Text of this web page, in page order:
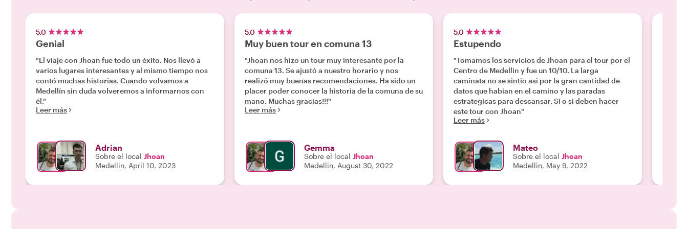
5.0
Genial
"El viaje con Jhoan fue todo un éxito. Nos llevó a
varios lugares interesantes y al mismo tiempo nos
contó muchas historias. Cuando volvamos a
Medellín sin duda volveremos a informarnos con
él."
Leer más
Adrian
Sobre el local Jhoan
Medellin, April 10, 2023
5.0
Muy buen tour en comuna 13
"Jhoan nos hizo un tour muy interesante por la
comuna 13. Se ajustó a nuestro horario y nos
realizó muy buenas recomendaciones. Ha sido un
placer poder conocer la historia de la comuna de su
mano. Muchas gracias!!!"
Leer más
Gemma
Sobre el local Jhoan
Medellin, August 30, 2022
5.0
Estupendo
"Tomamos los servicios de Jhoan para el tour por el
Centro de Medellin y fue un 10/10. La larga
caminata no se sintio asi por la gran cantidad de
datos que habian en el camino y las paradas
estrategicas para descansar. Si o si deben hacer
este tour con Jhoan"
Leer más
Mateo
Sobre el local Jhoan
Medellin, May 9, 2022